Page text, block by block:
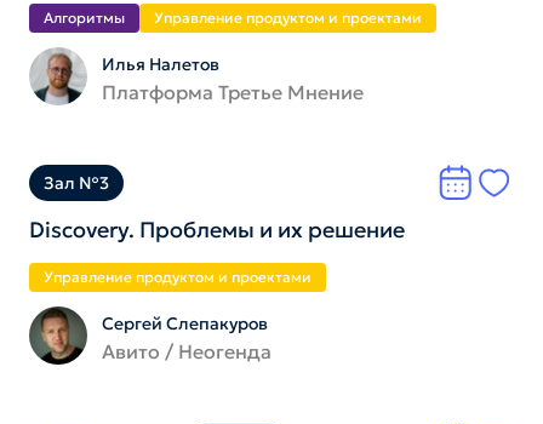
Алгоритмы Управление продуктом и проектами
Илья Налетов
Платформа Третье Мнение
Зал №3
Discovery. Проблемы и их решение
Управление продуктом и проектами
Сергей Слепакуров
Авито / Неогенда